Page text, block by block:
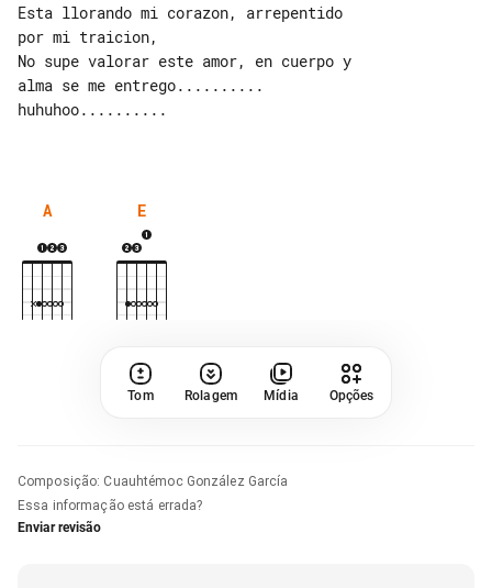
Esta llorando mi corazon, arrepentido
por mi traicion,
No supe valorar este amor, en cuerpo y
alma se me entrego..........
huhuhoo..........
A E
Tom Rolagem Mídia Opções
Composição: Cuauhtémoc González García
Essa informação está errada?
Enviar revisão